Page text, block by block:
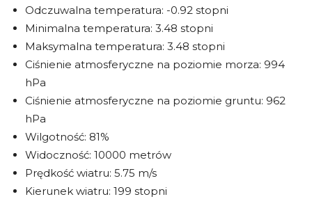
Odczuwalna temperatura: -0.92 stopni
Minimalna temperatura: 3.48 stopni
Maksymalna temperatura: 3.48 stopni
Ciśnienie atmosferyczne na poziomie morza: 994
hPa
Ciśnienie atmosferyczne na poziomie gruntu: 962
hPa
Wilgotność: 81%
Widoczność: 10000 metrów
Prędkość wiatru: 5.75 m/s
Kierunek wiatru: 199 stopni